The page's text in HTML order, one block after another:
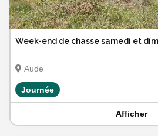
Week-end de chasse samedi et
Aude
Journée
Afficher